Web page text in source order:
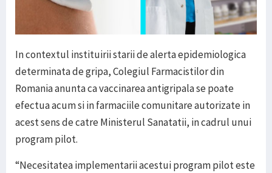
In contextul instituirii starii de alerta epidemiologica
determinata de gripa, Colegiul Farmacistilor din
Romania anunta ca vaccinarea antigripala se poate
efectua acum si in farmaciile comunitare autorizate in
acest sens de catre Ministerul Sanatatii, in cadrul unui
program pilot.
“Necesitatea implementarii acestui program pilot este